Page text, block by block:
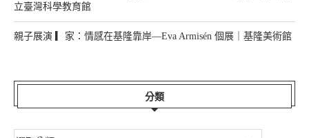
已結團、育兒好物...
立臺灣科學教育館
親子展演 ▎家：情感在基隆靠岸—Eva Armisén 個展｜基隆美術館
分類